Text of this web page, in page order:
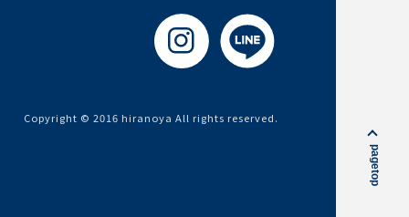
pagetop
Copyright © 2016 hiranoya All rights reserved.